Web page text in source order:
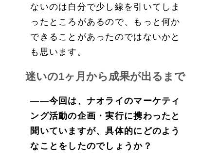
ないのは自分で少し線を引いてしま
ったところがあるので、もっと何か
できることがあったのではないかと
も思います。
迷いの1ヶ月から成果が出るまで
――今回は、ナオライのマーケティ
ング活動の企画・実行に携わったと
聞いていますが、具体的にどのよう
なことをしたのでしょうか？